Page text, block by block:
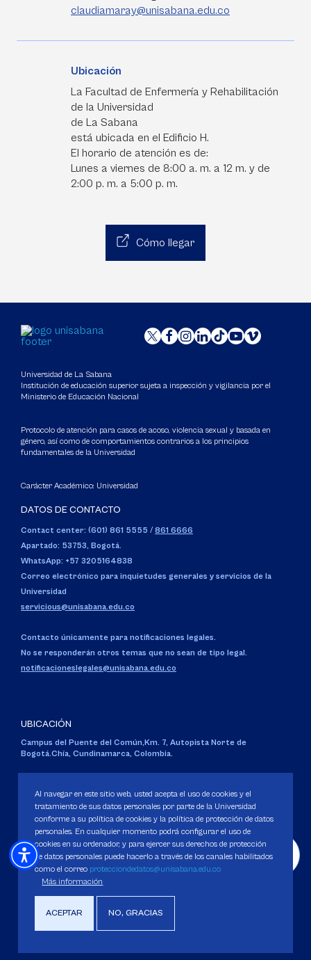
claudiamaray@unisabana.edu.co
Ubicación
La Facultad de Enfermería y Rehabilitación
de la Universidad
de La Sabana
está ubicada en el Edificio H.
El horario de atención es de:
Lunes a viernes de 8:00 a. m. a 12 m. y de
2:00 p. m. a 5:00 p. m.
Cómo llegar
Universidad de La Sabana
Institución de educación superior sujeta a inspección y vigilancia por el
Ministerio de Educación Nacional
Protocolo de atención para casos de acoso, violencia sexual y basada en
género, así como de comportamientos contrarios a los principios
fundamentales de la Universidad
Carácter Académico: Universidad
DATOS DE CONTACTO
Contact center: (601) 861 5555 / 861 6666
Apartado: 53753, Bogotá.
WhatsApp: +57 3205164838
Correo electrónico para inquietudes generales y servicios de la
Universidad
servicious@unisabana.edu.co
Contacto únicamente para notificaciones legales.
No se responderán otros temas que no sean de tipo legal.
notificacioneslegales@unisabana.edu.co
UBICACIÓN
Campus del Puente del Común,Km. 7, Autopista Norte de
Bogotá.Chía, Cundinamarca, Colombia.
Personería Jurídica:Resolución 130 del 14 de enero de 1980.
Ministerio de Educación Nacional.
Política de Protección de datos
Derechos Pecuniarios
Al navegar en este sitio web, usted acepta el uso de cookies y el
tratamiento de sus datos personales por parte de la Universidad
conforme a su política de cookies y la política de protección de datos
personales. En cualquier momento podrá configurar el uso de
cookies en su ordenador, y para ejercer sus derechos de protección
de datos personales puede hacerlo a través de los canales habilitados
como el correo protecciondedatos@unisabana.edu.co
Más información
ACEPTAR NO, GRACIAS